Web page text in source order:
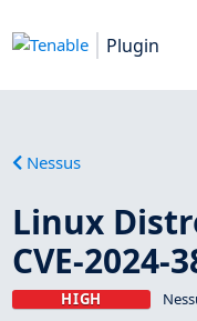
Plugin
Nessus
Linux
CVE-2024-
HIGH